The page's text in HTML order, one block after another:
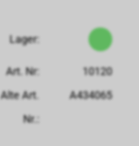
Lager:
Art. Nr:
10120
Alte Art.
Nr.:
A434065